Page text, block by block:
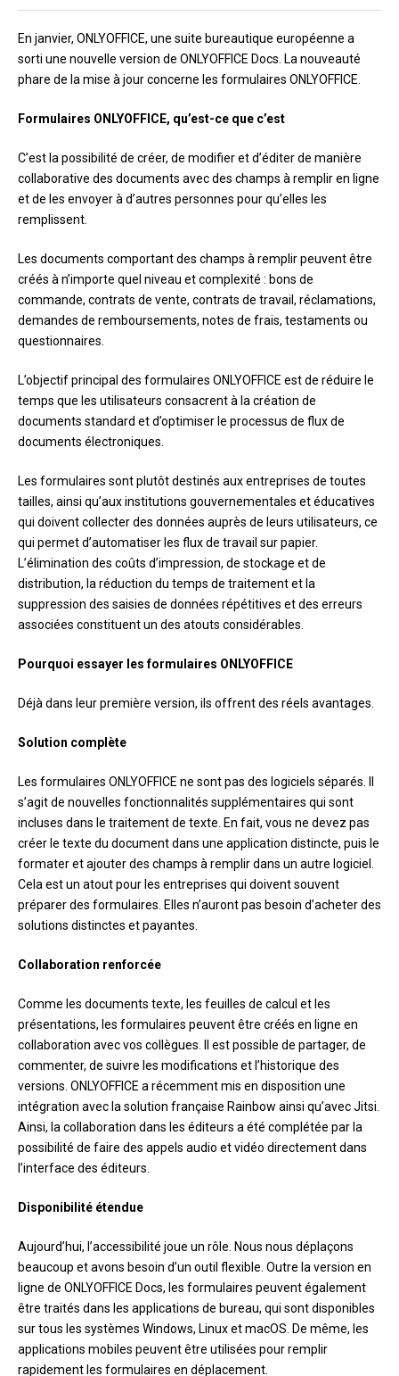
En janvier, ONLYOFFICE, une suite bureautique européenne a
sorti une nouvelle version de ONLYOFFICE Docs. La nouveauté
phare de la mise à jour concerne les formulaires ONLYOFFICE.
Formulaires ONLYOFFICE, qu’est-ce que c’est
C’est la possibilité de créer, de modifier et d’éditer de manière
collaborative des documents avec des champs à remplir en ligne
et de les envoyer à d’autres personnes pour qu’elles les
remplissent.
Les documents comportant des champs à remplir peuvent être
créés à n’importe quel niveau et complexité : bons de
commande, contrats de vente, contrats de travail, réclamations,
demandes de remboursements, notes de frais, testaments ou
questionnaires.
L’objectif principal des formulaires ONLYOFFICE est de réduire le
temps que les utilisateurs consacrent à la création de
documents standard et d’optimiser le processus de flux de
documents électroniques.
Les formulaires sont plutôt destinés aux entreprises de toutes
tailles, ainsi qu’aux institutions gouvernementales et éducatives
qui doivent collecter des données auprès de leurs utilisateurs, ce
qui permet d’automatiser les flux de travail sur papier.
L’élimination des coûts d’impression, de stockage et de
distribution, la réduction du temps de traitement et la
suppression des saisies de données répétitives et des erreurs
associées constituent un des atouts considérables.
Pourquoi essayer les formulaires ONLYOFFICE
Déjà dans leur première version, ils offrent des réels avantages.
Solution complète
Les formulaires ONLYOFFICE ne sont pas des logiciels séparés. Il
s’agit de nouvelles fonctionnalités supplémentaires qui sont
incluses dans le traitement de texte. En fait, vous ne devez pas
créer le texte du document dans une application distincte, puis le
formater et ajouter des champs à remplir dans un autre logiciel.
Cela est un atout pour les entreprises qui doivent souvent
préparer des formulaires. Elles n’auront pas besoin d’acheter des
solutions distinctes et payantes.
Collaboration renforcée
Comme les documents texte, les feuilles de calcul et les
présentations, les formulaires peuvent être créés en ligne en
collaboration avec vos collègues. Il est possible de partager, de
commenter, de suivre les modifications et l’historique des
versions. ONLYOFFICE a récemment mis en disposition une
intégration avec la solution française Rainbow ainsi qu’avec Jitsi.
Ainsi, la collaboration dans les éditeurs a été complétée par la
possibilité de faire des appels audio et vidéo directement dans
l’interface des éditeurs.
Disponibilité étendue
Aujourd’hui, l’accessibilité joue un rôle. Nous nous déplaçons
beaucoup et avons besoin d’un outil flexible. Outre la version en
ligne de ONLYOFFICE Docs, les formulaires peuvent également
être traités dans les applications de bureau, qui sont disponibles
sur tous les systèmes Windows, Linux et macOS. De même, les
applications mobiles peuvent être utilisées pour remplir
rapidement les formulaires en déplacement.